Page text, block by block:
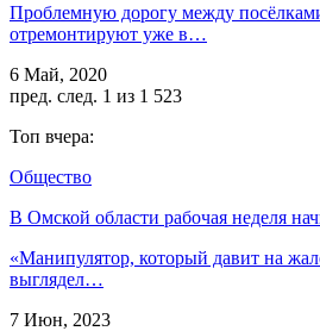
Проблемную дорогу между
отремонтируют уже в…
6 Май, 2020
пред. след. 1 из 1 523
Топ вчера:
Общество
В Омской области рабочая неделя
«Манипулятор, который давит на
выглядел…
7 Июн, 2023